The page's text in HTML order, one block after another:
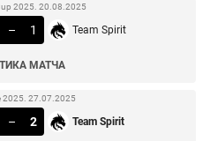
2025. 20.08.2025
– 1 Team Spirit
МАТЧА
2025. 27.07.2025
– 2 Team Spirit